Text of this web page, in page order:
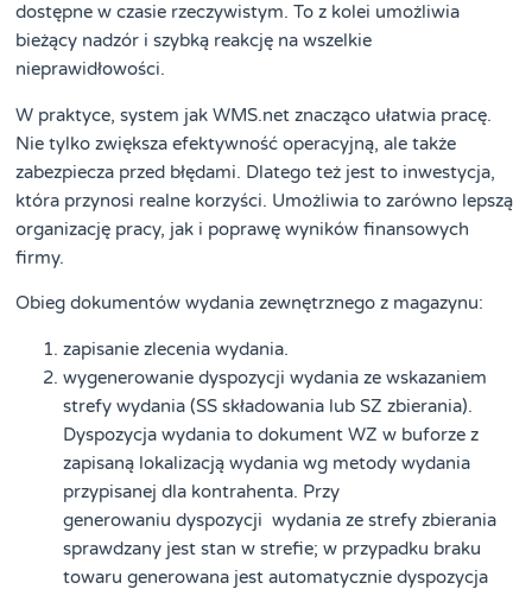
dostępne w czasie rzeczywistym. To z kolei umożliwia
bieżący nadzór i szybką reakcję na wszelkie
nieprawidłowości.
W praktyce, system jak WMS.net znacząco ułatwia pracę.
Nie tylko zwiększa efektywność operacyjną, ale także
zabezpiecza przed błędami. Dlatego też jest to inwestycja,
która przynosi realne korzyści. Umożliwia to zarówno lepszą
organizację pracy, jak i poprawę wyników finansowych
firmy.
Obieg dokumentów wydania zewnętrznego z magazynu:
zapisanie zlecenia wydania.
wygenerowanie dyspozycji wydania ze wskazaniem
strefy wydania (SS składowania lub SZ zbierania).
Dyspozycja wydania to dokument WZ w buforze z
zapisaną lokalizacją wydania wg metody wydania
przypisanej dla kontrahenta. Przy
generowaniu dyspozycji wydania ze strefy zbierania
sprawdzany jest stan w strefie; w przypadku braku
towaru generowana jest automatycznie dyspozycja